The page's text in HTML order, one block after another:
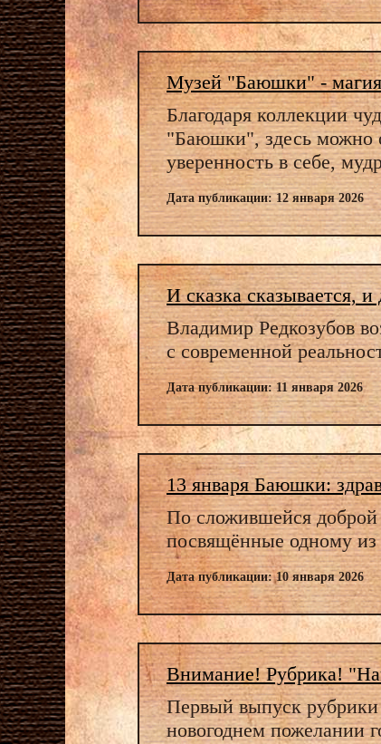
Музей "Баюшки" - магия
Благодаря коллекции
"Баюшки", здесь можно
уверенность в себе,
Дата публикации: 12 января 2026
И сказка сказывается, и
Владимир Редкозубов
с современной
Дата публикации: 11 января 2026
13 января Баюшки:
По сложившейся доброй
посвящённые одному из
Дата публикации: 10 января 2026
Внимание! Рубрика!
Первый выпуск рубрики
новогоднем пожелании